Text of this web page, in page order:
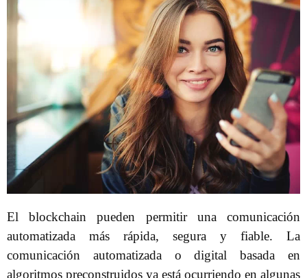
El blockchain pueden permitir una comunicación
automatizada más rápida, segura y fiable. La
comunicación automatizada o digital basada en
algoritmos preconstruidos ya está ocurriendo en algunas